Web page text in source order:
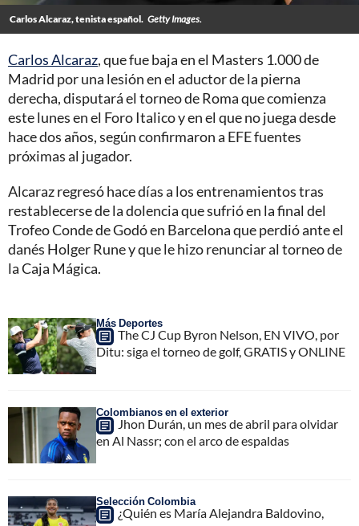
Carlos Alcaraz, tenista español. Getty Images.
Carlos Alcaraz, que fue baja en el Masters 1.000 de
Madrid por una lesión en el aductor de la pierna
derecha, disputará el torneo de Roma que comienza
este lunes en el Foro Italico y en el que no juega desde
hace dos años, según confirmaron a EFE fuentes
próximas al jugador.
Alcaraz regresó hace días a los entrenamientos tras
restablecerse de la dolencia que sufrió en la final del
Trofeo Conde de Godó en Barcelona que perdió ante el
danés Holger Rune y que le hizo renunciar al torneo de
la Caja Mágica.
Más Deportes
The CJ Cup Byron Nelson, EN VIVO, por
Ditu: siga el torneo de golf, GRATIS y ONLINE
Colombianos en el exterior
Jhon Durán, un mes de abril para olvidar
en Al Nassr; con el arco de espaldas
Selección Colombia
¿Quién es María Alejandra Baldovino,